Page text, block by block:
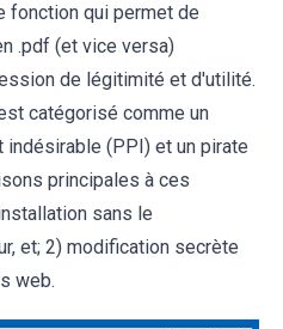
fonction qui permet de
.pdf (et vice versa)
de légitimité et d'utilité.
catégorisé comme un
(PPI) et un pirate
principales à ces
sans le
et; 2) modification secrète
web.